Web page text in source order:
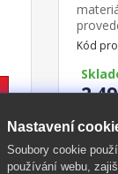
Kód
2
Nastavení
Soubory cookie
používání webu,